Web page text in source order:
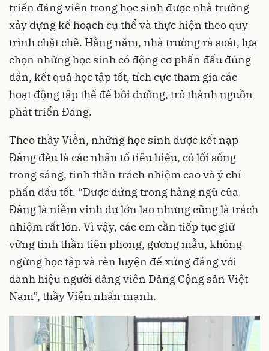
triển đảng viên trong học sinh được nhà trường
xây dựng kế hoạch cụ thể và thực hiện theo quy
trình chặt chẽ. Hằng năm, nhà trường rà soát, lựa
chọn những học sinh có động cơ phấn đấu đúng
đắn, kết quả học tập tốt, tích cực tham gia các
hoạt động tập thể để bồi dưỡng, trở thành nguồn
phát triển Đảng.
Theo thầy Viễn, những học sinh được kết nạp
Đảng đều là các nhân tố tiêu biểu, có lối sống
trong sáng, tinh thần trách nhiệm cao và ý chí
phấn đấu tốt. “Được đứng trong hàng ngũ của
Đảng là niềm vinh dự lớn lao nhưng cũng là trách
nhiệm rất lớn. Vì vậy, các em cần tiếp tục giữ
vững tinh thần tiên phong, gương mẫu, không
ngừng học tập và rèn luyện để xứng đáng với
danh hiệu người đảng viên Đảng Cộng sản Việt
Nam”, thầy Viễn nhấn mạnh.